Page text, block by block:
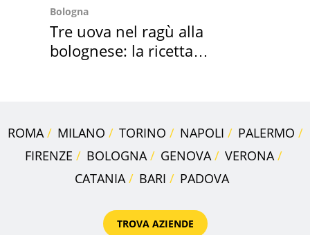
Bologna
Tre uova nel ragù alla
bolognese: la ricetta
ROMA MILANO TORINO NAPOLI
PALERMO
FIRENZE
BOLOGNA GENOVA
VERONA
CATANIA
BARI PADOVA
TROVA AZIENDE